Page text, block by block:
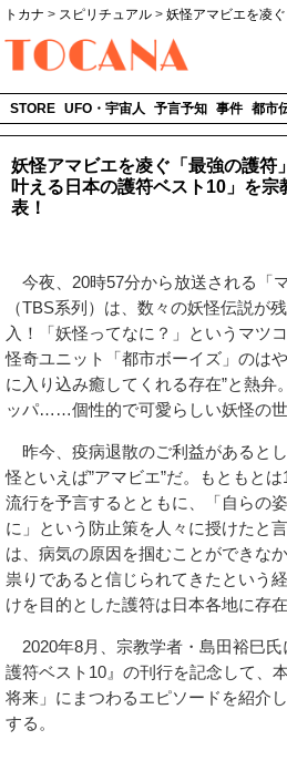
トカナ > スピリチュアル > 妖怪アマビエを凌
STORE UFO・宇宙人 予言予知 事件 都市
妖怪アマビエを凌ぐ「最強の護符
叶える日本の護符ベスト10」を
表！
今夜、20時57分から放送される「
（TBS系列）は、数々の妖怪伝説が
入！「妖怪ってなに？」というマツ
怪奇ユニット「都市ボーイズ」のは
に入り込み癒してくれる存在”と熱弁
ッパ……個性的で可愛らしい妖怪の
昨今、疫病退散のご利益があると
怪といえば”アマビエ”だ。もともと
流行を予言するとともに、「自らの
に」という防止策を人々に授けたと
は、病気の原因を掴むことができな
祟りであると信じられてきたという
けを目的とした護符は日本各地に存
2020年8月、宗教学者・島田裕巳
護符ベスト10』の刊行を記念して、
将来」にまつわるエピソードを紹介
する。